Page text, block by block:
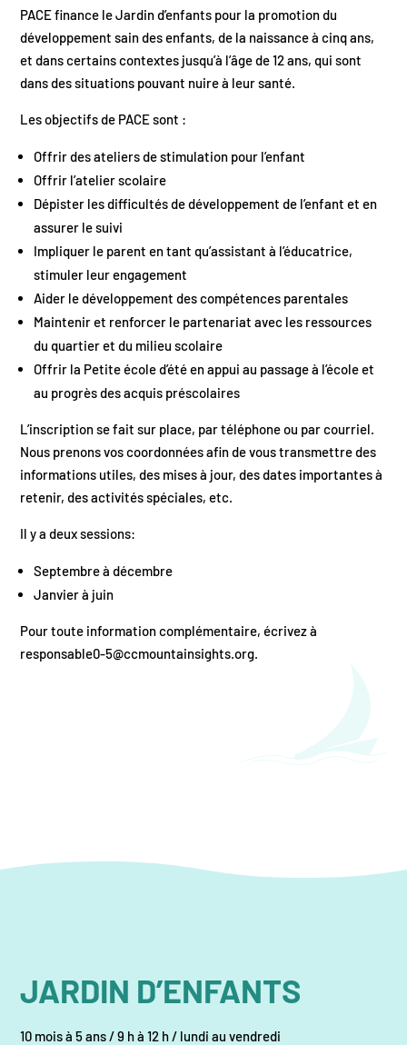
PACE finance le Jardin d’enfants pour la promotion du
développement sain des enfants, de la naissance à cinq ans,
et dans certains contextes jusqu’à l’âge de 12 ans, qui sont
dans des situations pouvant nuire à leur santé.
Les objectifs de PACE sont :
Offrir des ateliers de stimulation pour l’enfant
Offrir l’atelier scolaire
Dépister les difficultés de développement de l’enfant et en
assurer le suivi
Impliquer le parent en tant qu’assistant à l’éducatrice,
stimuler leur engagement
Aider le développement des compétences parentales
Maintenir et renforcer le partenariat avec les ressources
du quartier et du milieu scolaire
Offrir la Petite école d’été en appui au passage à l’école et
au progrès des acquis préscolaires
L’inscription se fait sur place, par téléphone ou par courriel.
Nous prenons vos coordonnées afin de vous transmettre des
informations utiles, des mises à jour, des dates importantes à
retenir, des activités spéciales, etc.
Il y a deux sessions:
Septembre à décembre
Janvier à juin
Pour toute information complémentaire, écrivez à
responsable0-5@ccmountainsights.org.
JARDIN D’ENFANTS
10 mois à 5 ans / 9 h à 12 h / lundi au vendredi